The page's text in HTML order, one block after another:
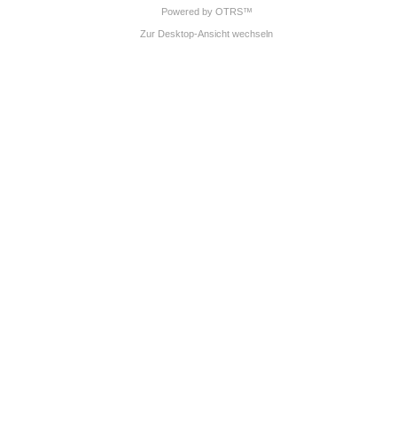
Powered by OTRS™
Zur Desktop-Ansicht wechseln